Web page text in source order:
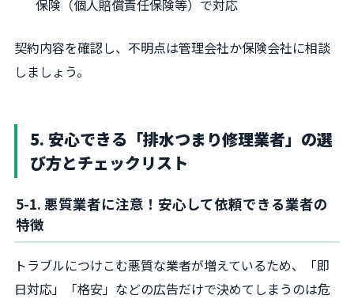
保険（個人賠償責任保険等）で対応
契約内容を確認し、不明点は管理会社か保険会社に相談
しましょう。
5. 安心できる「排水つまり修理業者」の選
び方とチェックリスト
5-1. 悪質業者に注意！安心して依頼できる業者の
特徴
トラブルにつけこむ悪質な業者が増えているため、「即
日対応」「格安」などの広告だけで決めてしまうのは危